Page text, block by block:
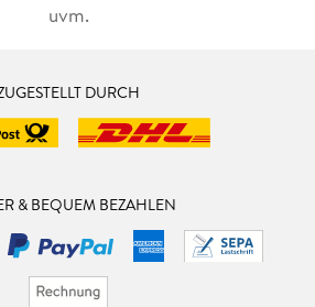
uvm.
DURCH
& BEQUEM BEZAHLEN